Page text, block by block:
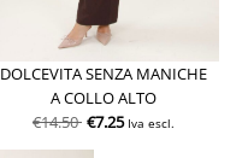
DOLCEVITA SENZA MANICHE
A COLLO ALTO
€14.50 €7.25 Iva escl.